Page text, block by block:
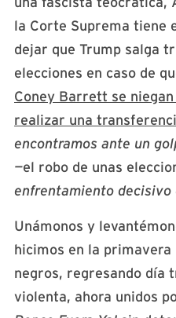
la Corte Suprema tiene
dejar que Trump salga
elecciones en caso de
Coney Barrett se
realizar una
encontramos ante un
—el robo de unas
enfrentamiento decisivo
Unámonos y
hicimos en la primavera
negros, regresando día
violenta, ahora unidos